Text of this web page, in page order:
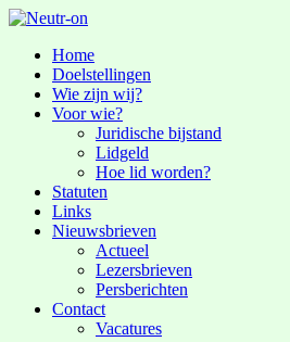
Home
Doelstellingen
Wie zijn wij?
Voor wie?
Juridische bijstand
Lidgeld
Hoe lid worden?
Statuten
Links
Nieuwsbrieven
Actueel
Lezersbrieven
Persberichten
Contact
Vacatures